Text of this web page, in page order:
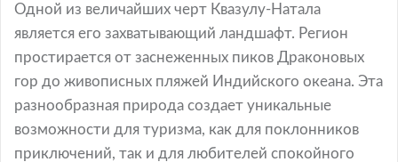
Одной из величайших черт Квазулу-Натала
является его захватывающий ландшафт. Регион
простирается от заснеженных пиков Драконовых
гор до живописных пляжей Индийского океана. Эта
разнообразная природа создает уникальные
возможности для туризма, как для поклонников
приключений, так и для любителей спокойного